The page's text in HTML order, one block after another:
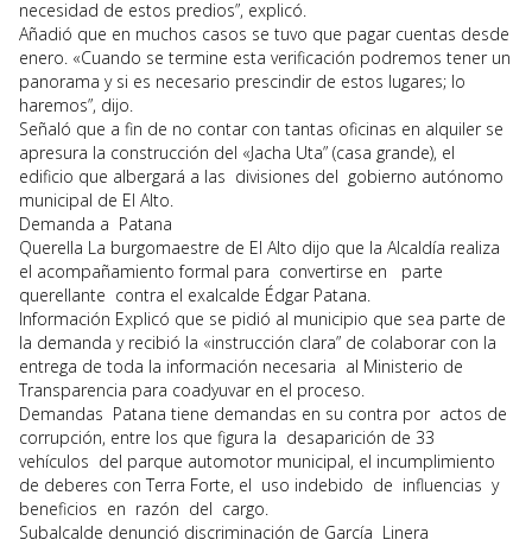
necesidad de estos predios”, explicó.
Añadió que en muchos casos se tuvo que pagar cuentas desde
enero. «Cuando se termine esta verificación podremos tener un
panorama y si es necesario prescindir de estos lugares; lo
haremos”, dijo.
Señaló que a fin de no contar con tantas oficinas en alquiler se
apresura la construcción del «Jacha Uta” (casa grande), el
edificio que albergará a las divisiones del gobierno autónomo
municipal de El Alto.
Demanda a Patana
Querella La burgomaestre de El Alto dijo que la Alcaldía realiza
el acompañamiento formal para convertirse en parte
querellante contra el exalcalde Édgar Patana.
Información Explicó que se pidió al municipio que sea parte de
la demanda y recibió la «instrucción clara” de colaborar con la
entrega de toda la información necesaria al Ministerio de
Transparencia para coadyuvar en el proceso.
Demandas Patana tiene demandas en su contra por actos de
corrupción, entre los que figura la desaparición de 33
vehículos del parque automotor municipal, el incumplimiento
de deberes con Terra Forte, el uso indebido de influencias y
beneficios en razón del cargo.
Subalcalde denunció discriminación de García Linera